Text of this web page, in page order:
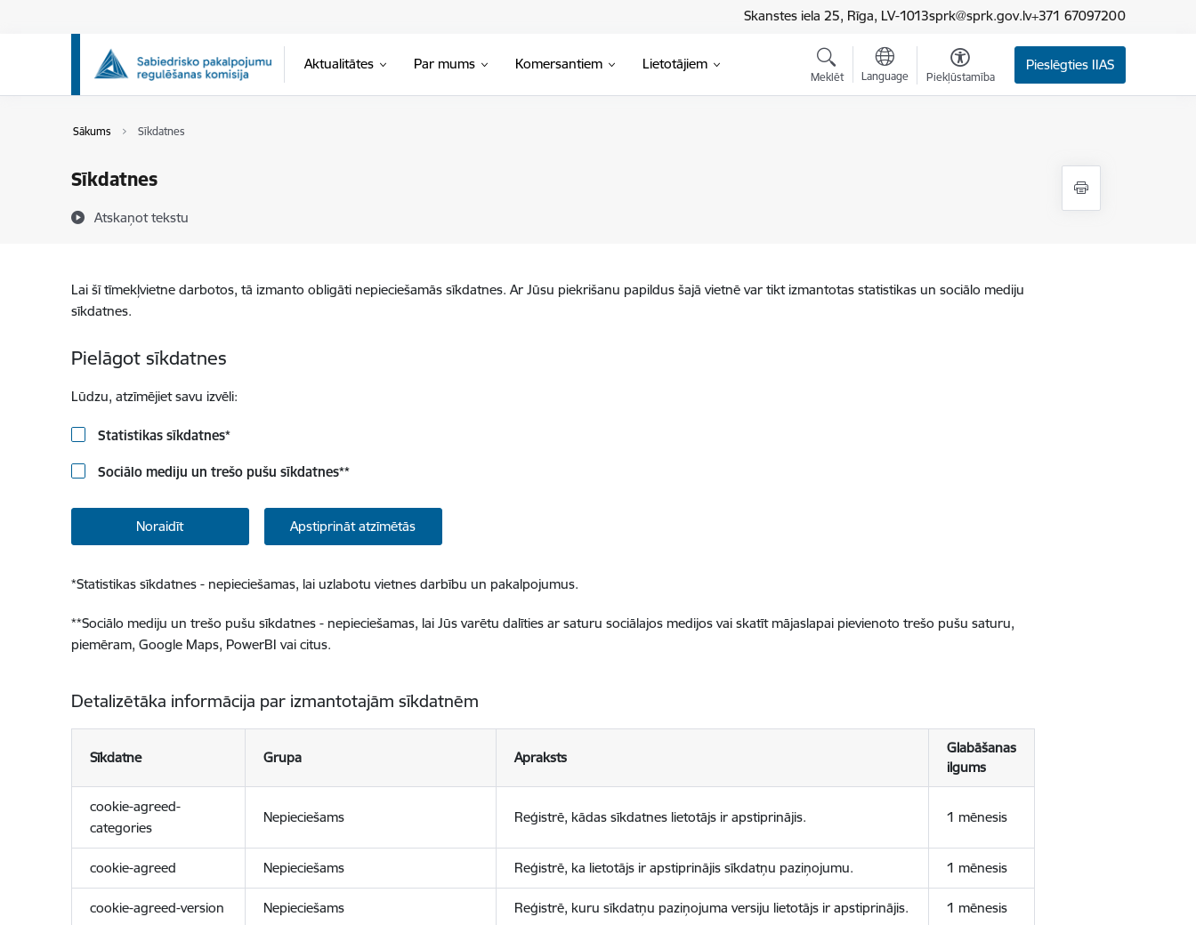
Skanstes iela 25, Rīga, LV-1013sprk@sprk.gov.lv+371 67097200
Aktualitātes Par mums Komersantiem Lietotājiem
Meklēt Language Piekļūstamība
Pieslēgties IIAS
Sākums Sīkdatnes
Sīkdatnes
Atskaņot tekstu
Lai šī tīmekļvietne darbotos, tā izmanto obligāti nepieciešamās sīkdatnes. Ar Jūsu piekrišanu papildus šajā vietnē var tikt izmantotas statistikas un sociālo mediju
sīkdatnes.
Pielāgot sīkdatnes
Lūdzu, atzīmējiet savu izvēli:
Statistikas sīkdatnes*
Sociālo mediju un trešo pušu sīkdatnes**
Noraidīt Apstiprināt atzīmētās
*Statistikas sīkdatnes - nepieciešamas, lai uzlabotu vietnes darbību un pakalpojumus.
**Sociālo mediju un trešo pušu sīkdatnes - nepieciešamas, lai Jūs varētu dalīties ar saturu sociālajos medijos vai skatīt mājaslapai pievienoto trešo pušu saturu,
piemēram, Google Maps, PowerBI vai citus.
Detalizētāka informācija par izmantotajām sīkdatnēm
Sīkdatne Grupa Apraksts
Glabāšanas
ilgums
cookie-agreed-
categories
Nepieciešams Reģistrē, kādas sīkdatnes lietotājs ir apstiprinājis. 1 mēnesis
cookie-agreed Nepieciešams Reģistrē, ka lietotājs ir apstiprinājis sīkdatņu paziņojumu. 1 mēnesis
cookie-agreed-version Nepieciešams Reģistrē, kuru sīkdatņu paziņojuma versiju lietotājs ir apstiprinājis. 1 mēnesis